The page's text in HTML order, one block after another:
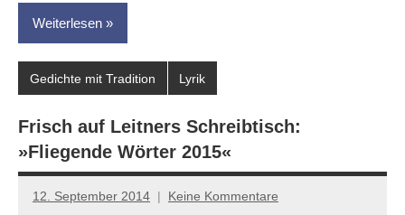
Weiterlesen
Gedichte mit Tradition Lyrik
Frisch auf Leitners Schreibtisch:
»Fliegende Wörter 2015«
12. September 2014
Anton
Keine Kommentare